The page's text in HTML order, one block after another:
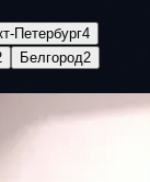
Петербург4
Белгород2